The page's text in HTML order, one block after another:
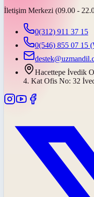
İletişim Merkezi (09.00 -
0(312) 911 37 15
0(546) 855 07 15
Hacettepe İvedik
4. Kat Ofis No: 32